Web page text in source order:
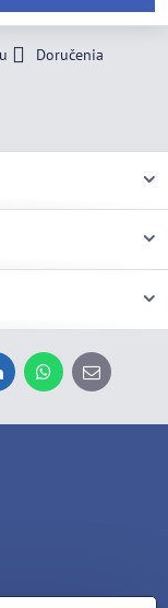
Doručenia
WhatsApp
E-
mail